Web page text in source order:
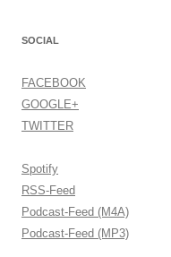
SOCIAL
FACEBOOK
GOOGLE+
TWITTER
Spotify
RSS-Feed
Podcast-Feed (M4A)
Podcast-Feed (MP3)